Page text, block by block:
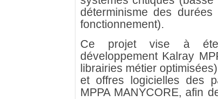
déterminisme des
fonctionnement).
Ce projet vise à
développement Kalray
librairies métier
et offres logicielles des
MPPA MANYCORE, afin